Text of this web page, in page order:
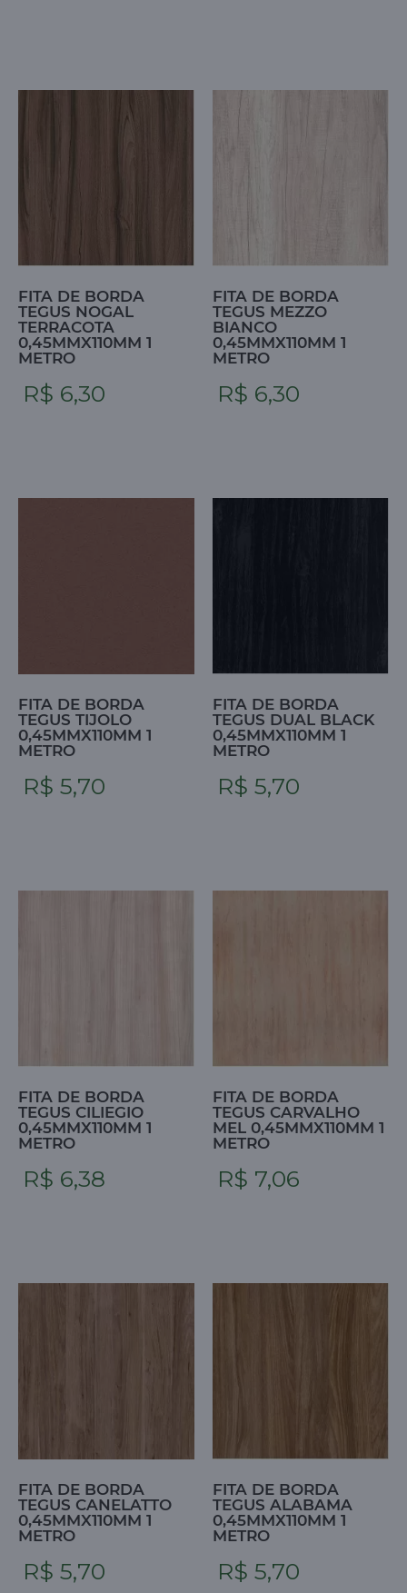
FITA DE BORDA
TEGUS NOGAL
TERRACOTA
0,45MMX110MM 1
METRO
R$ 6,30
FITA DE BORDA
TEGUS MEZZO
BIANCO
0,45MMX110MM 1
METRO
R$ 6,30
FITA DE BORDA
TEGUS TIJOLO
0,45MMX110MM 1
METRO
R$ 5,70
FITA DE BORDA
TEGUS DUAL BLACK
0,45MMX110MM 1
METRO
R$ 5,70
FITA DE BORDA
TEGUS CILIEGIO
0,45MMX110MM 1
METRO
R$ 6,38
FITA DE BORDA
TEGUS CARVALHO
MEL 0,45MMX110MM 1
METRO
R$ 7,06
FITA DE BORDA
TEGUS CANELATTO
0,45MMX110MM 1
METRO
R$ 5,70
FITA DE BORDA
TEGUS ALABAMA
0,45MMX110MM 1
METRO
R$ 5,70